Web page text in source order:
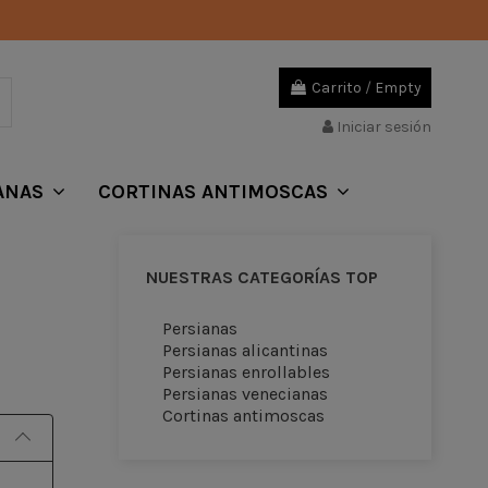
Carrito / Empty
Iniciar sesión
CORTINAS ANTIMOSCAS
NUESTRAS CATEGORÍAS TOP
Persianas
Persianas alicantinas
Persianas enrollables
Persianas venecianas
Cortinas antimoscas